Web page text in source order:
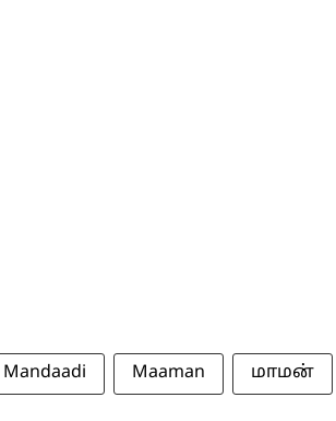
Mandaadi Maaman மாமன்